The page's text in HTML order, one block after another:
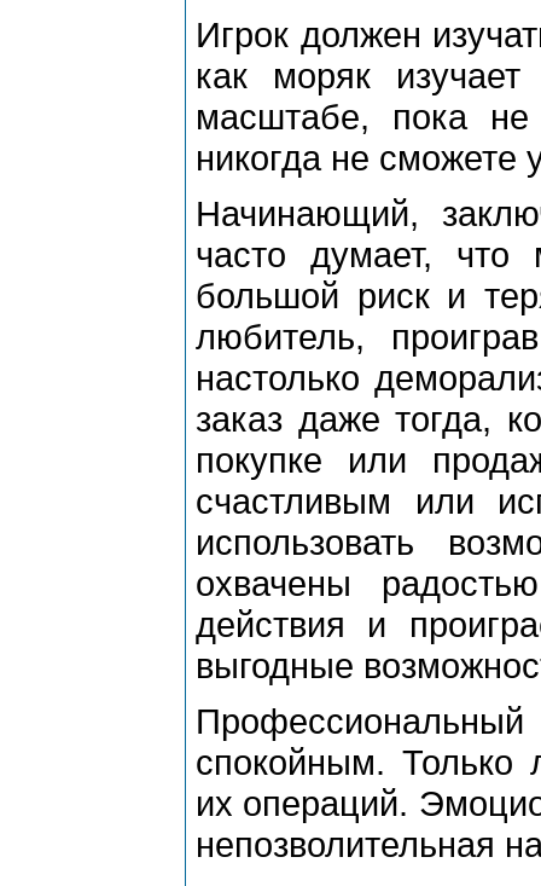
Игрок должен
как моряк
масштабе, пока
никогда не сможете
Начинающий,
часто думает,
большой риск и
любитель,
настолько
заказ даже тогда,
покупке или
счастливым или
использовать
охвачены
действия и
выгодные
Профессиональный
спокойным. Только
их операций.
непозволительная